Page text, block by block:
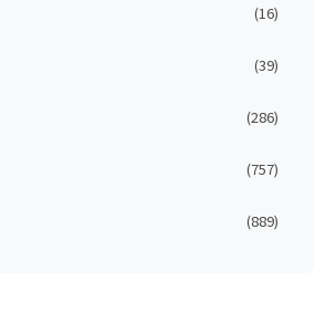
(16)
(39)
(286)
(757)
(889)